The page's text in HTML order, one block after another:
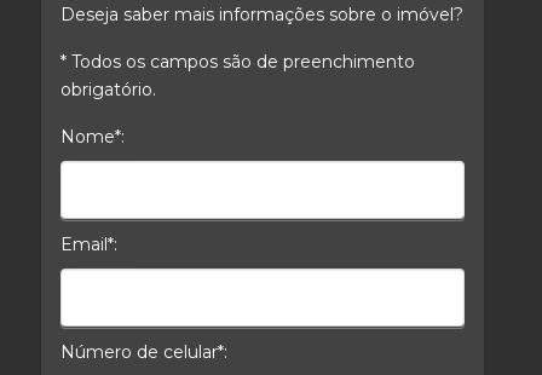
Deseja saber mais informações sobre o imóvel?
* Todos os campos são de preenchimento
obrigatório.
Nome*:
Email*:
Número de celular*: